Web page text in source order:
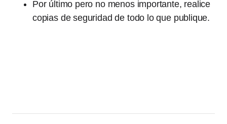
Por último pero no menos importante, realice
copias de seguridad de todo lo que publique.